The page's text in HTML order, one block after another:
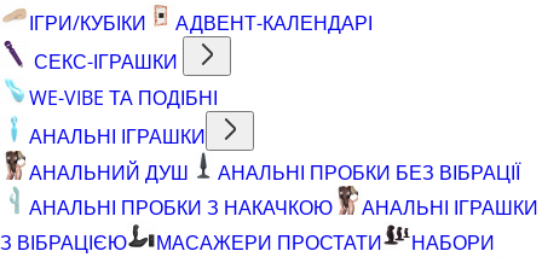
ІГРИ/КУБІКИ
АДВЕНТ-КАЛЕНДАРІ
СЕКС-ІГРАШКИ
WE-VIBE ТА ПОДІБНІ
АНАЛЬНІ ІГРАШКИ
АНАЛЬНИЙ ДУШ
АНАЛЬНІ ПРОБКИ БЕЗ ВІБРАЦІЇ
АНАЛЬНІ ПРОБКИ З НАКАЧКОЮ
АНАЛЬНІ ІГРАШКИ
З ВІБРАЦІЄЮ
МАСАЖЕРИ ПРОСТАТИ
НАБОРИ